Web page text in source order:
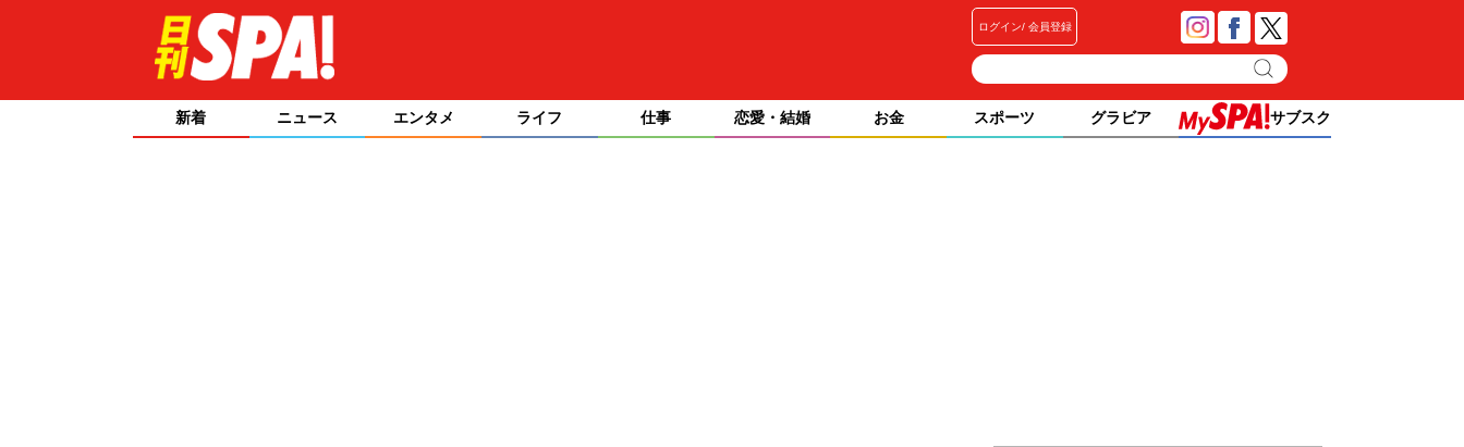
ログイン 会員登録
新着 ニュース エンタメ ライフ 仕事 恋愛・結婚 お金 スポーツ グラビア サブスク